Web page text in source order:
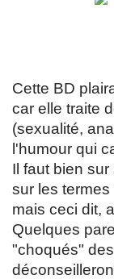
Cette BD
car elle traite
(sexualité,
l'humour qui
Il faut bien
sur les
mais ceci dit,
Quelques
"choqués"